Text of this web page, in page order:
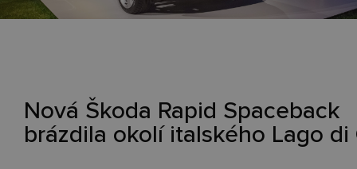
Nová Škoda Rapid Spaceback
brázdila okolí italského Lago di